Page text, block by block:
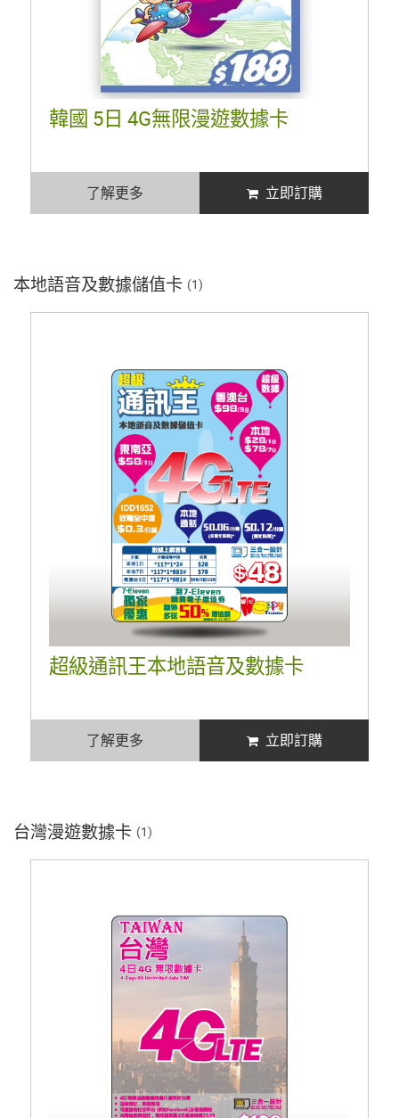
韓國 5日 4G無限漫遊數據卡
了解更多 立即訂購
本地語音及數據儲值卡 (1)
超級通訊王本地語音及數據卡
了解更多 立即訂購
台灣漫遊數據卡 (1)